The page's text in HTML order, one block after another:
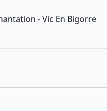
- Vic En Bigorre